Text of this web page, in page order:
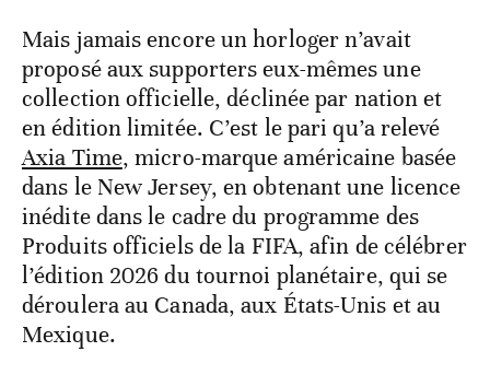
Mais jamais encore un horloger n’avait
proposé aux supporters eux-mêmes une
collection officielle, déclinée par nation et
en édition limitée. C’est le pari qu’a relevé
Axia Time, micro-marque américaine basée
dans le New Jersey, en obtenant une licence
inédite dans le cadre du programme des
Produits officiels de la FIFA, afin de célébrer
l’édition 2026 du tournoi planétaire, qui se
déroulera au Canada, aux États-Unis et au
Mexique.